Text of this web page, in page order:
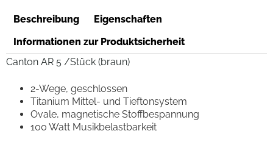
Beschreibung
Eigenschaften
Informationen zur Produktsicherheit
Canton AR 5 /Stück (braun)
2-Wege, geschlossen
Titanium Mittel- und Tieftonsystem
Ovale, magnetische Stoffbespannung
100 Watt Musikbelastbarkeit